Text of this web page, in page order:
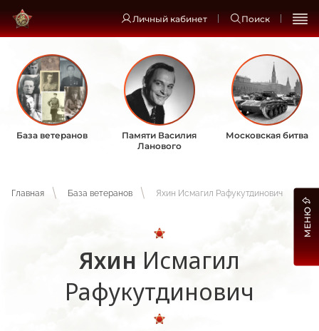
Личный кабинет Поиск
База ветеранов
Памяти Василия
Ланового
Московская битва
Главная База ветеранов Яхин Исмагил Рафукутдинович
Яхин Исмагил
Рафукутдинович
МЕНЮ